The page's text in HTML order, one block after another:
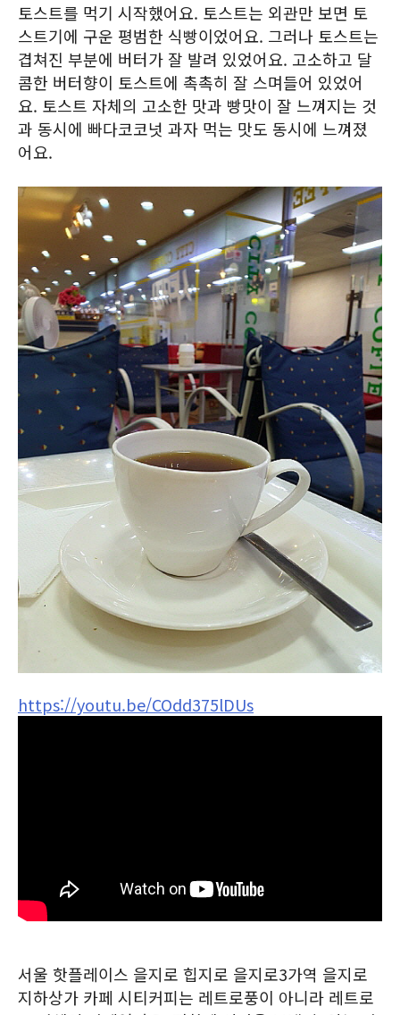
토스트를 먹기 시작했어요. 토스트는 외관만 보면 토
스트기에 구운 평범한 식빵이었어요. 그러나 토스트는
겹쳐진 부분에 버터가 잘 발려 있었어요. 고소하고 달
콤한 버터향이 토스트에 촉촉히 잘 스며들어 있었어
요. 토스트 자체의 고소한 맛과 빵맛이 잘 느껴지는 것
과 동시에 빠다코코넛 과자 먹는 맛도 동시에 느껴졌
어요.
https://youtu.be/COdd375lDUs
서울 핫플레이스 을지로 힙지로 을지로3가역 을지로
지하상가 카페 시티커피는 레트로풍이 아니라 레트로